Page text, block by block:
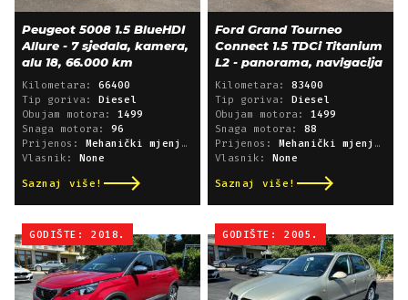
Peugeot 5008 1.5 BlueHDI
Allure - 7 sjedala, kamera,
alu 18, 66.000 km
Kilometara: 66400
Tip goriva: Diesel
Obujam motora: 1499
Snaga motora: 96
Prijenos: Mehanički mjenjač
Vlasnik: None
Saznaj više!
Ford Grand Tourneo
Connect 1.5 TDCi Titanium
L2 - panorama, navigacija
Kilometara: 83400
Tip goriva: Diesel
Obujam motora: 1499
Snaga motora: 88
Prijenos: Mehanički mjenjač
Vlasnik: None
Saznaj više!
GODIŠTE: 2018. GODIŠTE: 2005.